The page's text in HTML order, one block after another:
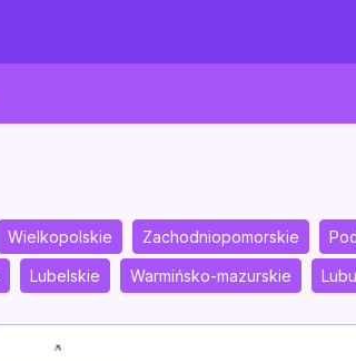
Wielkopolskie Zachodniopomorskie
Lubelskie Warmińsko-mazurskie